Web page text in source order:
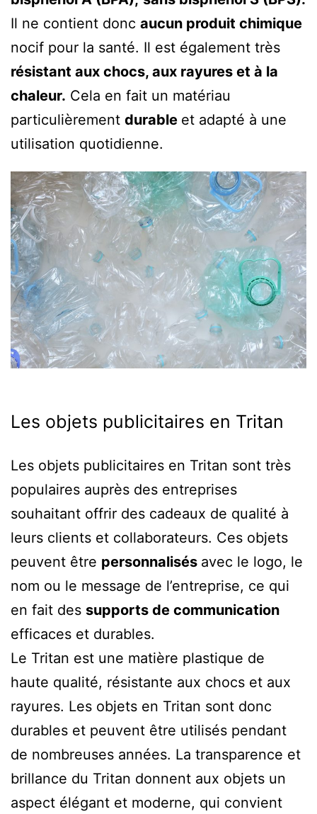
Il ne contient donc aucun produit chimique
nocif pour la santé. Il est également très
résistant aux chocs, aux rayures et à la
chaleur. Cela en fait un matériau
particulièrement durable et adapté à une
utilisation quotidienne.
Les objets publicitaires en Tritan
Les objets publicitaires en Tritan sont très
populaires auprès des entreprises
souhaitant offrir des cadeaux de qualité à
leurs clients et collaborateurs. Ces objets
peuvent être personnalisés avec le logo, le
nom ou le message de l’entreprise, ce qui
en fait des supports de communication
efficaces et durables.
Le Tritan est une matière plastique de
haute qualité, résistante aux chocs et aux
rayures. Les objets en Tritan sont donc
durables et peuvent être utilisés pendant
de nombreuses années. La transparence et
brillance du Tritan donnent aux objets un
aspect élégant et moderne, qui convient